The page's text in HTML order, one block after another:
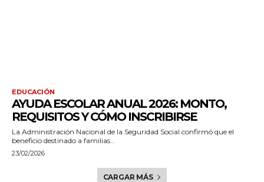
EDUCACIÓN
AYUDA ESCOLAR ANUAL 2026: MONTO,
REQUISITOS Y CÓMO INSCRIBIRSE
La Administración Nacional de la Seguridad Social confirmó que el
beneficio destinado a familias...
23/02/2026
CARGAR MÁS